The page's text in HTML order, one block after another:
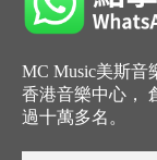
MC Music美斯音
香港音樂中心，
過十萬多名。